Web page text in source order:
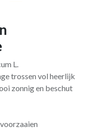
L.
trossen vol heerlijk
zonnig en beschut